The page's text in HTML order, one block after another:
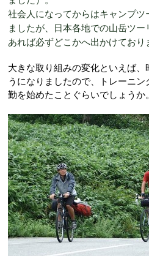
社会人になってからはキャンプ
ましたが、日本各地での山岳ツ
あれば必ずどこかへ出かけており
大きな取り組みの変化といえば
うになりましたので、トレーニ
勤を始めたことぐらいでしょうか。